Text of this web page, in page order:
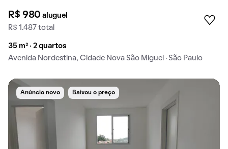
R$ 980aluguel
R$ 1.487 total
35 m² · 2 quartos
Avenida Nordestina, Cidade Nova São Miguel · São Paulo
Anúncio novo Baixou o preço